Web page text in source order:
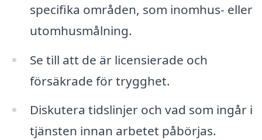
specifika områden, som inomhus- eller
utomhusmålning.
Se till att de är licensierade och
försäkrade för trygghet.
Diskutera tidslinjer och vad som ingår i
tjänsten innan arbetet påbörjas.